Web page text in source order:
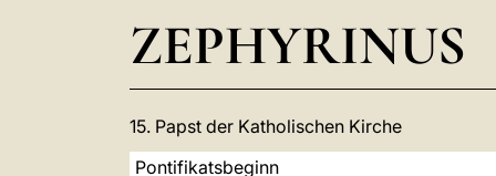
ZEPHYRINUS
15. Papst der Katholischen Kirche
Pontifikatsbeginn